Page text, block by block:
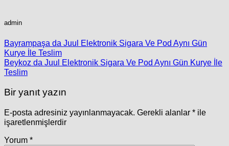
admin
Bayrampaşa da Juul Elektronik Sigara Ve Pod Aynı Gün
Kurye İle Teslim
Beykoz da Juul Elektronik Sigara Ve Pod Aynı Gün Kurye İle
Teslim
Bir yanıt yazın
E-posta adresiniz yayınlanmayacak. Gerekli alanlar * ile
işaretlenmişlerdir
Yorum *